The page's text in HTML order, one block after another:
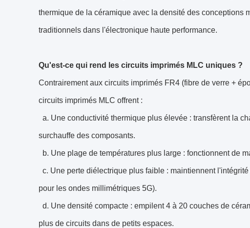
thermique de la céramique avec la densité des
traditionnels dans l'électronique haute performance.
Qu'est-ce qui rend les circuits imprimés MLC uniques ?
Contrairement aux circuits imprimés FR4 (fibre de verre +
circuits imprimés MLC offrent :
a. Une conductivité thermique plus élevée : transfèrent la
surchauffe des composants.
b. Une plage de températures plus large : fonctionnent de
c. Une perte diélectrique plus faible : maintiennent
pour les ondes millimétriques 5G).
d. Une densité compacte : empilent 4 à 20 couches de
plus de circuits dans de petits espaces.